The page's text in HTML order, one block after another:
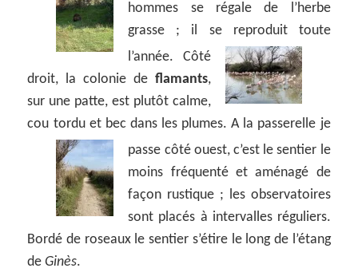
hommes se régale de l’herbe
grasse ; il se reproduit toute
l’année. Côté
droit, la colonie de flamants,
sur une patte, est plutôt calme,
cou tordu et bec dans les plumes. A la passerelle je
passe côté ouest, c’est le sentier le
moins fréquenté et aménagé de
façon rustique ; les observatoires
sont placés à intervalles réguliers.
Bordé de roseaux le sentier s’étire le long de l’étang
deGinès.